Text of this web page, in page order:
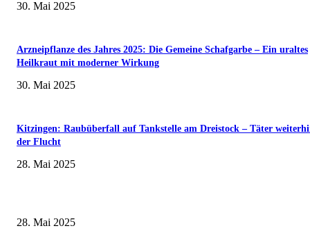
30. Mai 2025
Arzneipflanze des Jahres 2025: Die Gemeine Schafgarbe – Ein uraltes
Heilkraut mit moderner Wirkung
30. Mai 2025
Kitzingen: Raubüberfall auf Tankstelle am Dreistock – Täter
der Flucht
28. Mai 2025
28. Mai 2025